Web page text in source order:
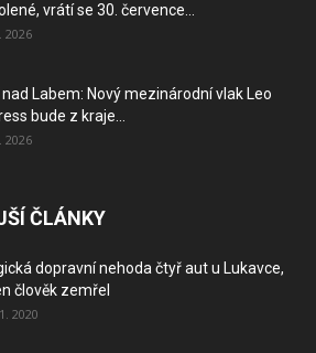
vrátí se 30. července...
2026
Labem: Nový mezinárodní vlak Leo
bude z kraje...
2026
ČLÁNKY
dopravní nehoda čtyř aut u Lukavce,
člověk zemřel
2020